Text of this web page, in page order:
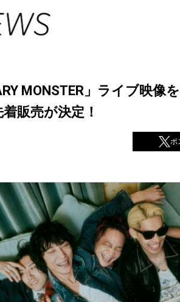
MONSTER」ライブ映像
販売が決定！
ポ